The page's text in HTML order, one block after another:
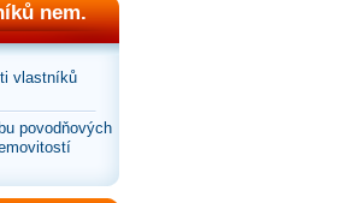
nem.
vlastníků
povodňových